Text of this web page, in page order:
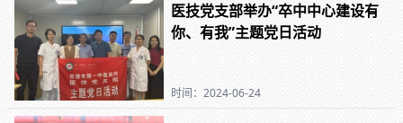
医技党支部举办“卒中中心建设有
你、有我”主题党日活动
时间：2024-06-24